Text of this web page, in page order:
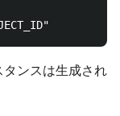
ンスは生成され